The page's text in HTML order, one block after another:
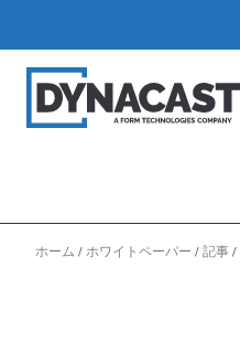
ホーム /ホワイトペーパー /記事/